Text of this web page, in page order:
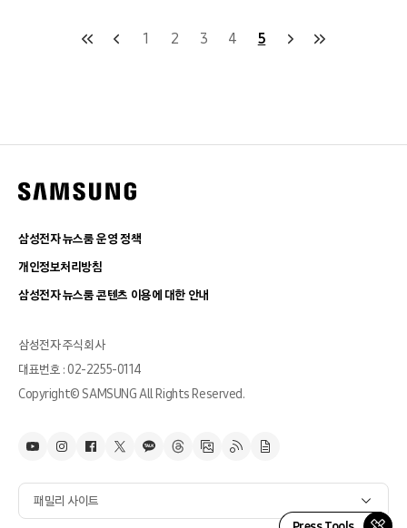
1 2 3 4 5
삼성전자 뉴스룸 운영 정책
개인정보처리방침
삼성전자 뉴스룸 콘텐츠 이용에 대한 안내
삼성전자 주식회사
대표번호 : 02-2255-0114
Copyright© SAMSUNG All Rights Reserved.
패밀리 사이트